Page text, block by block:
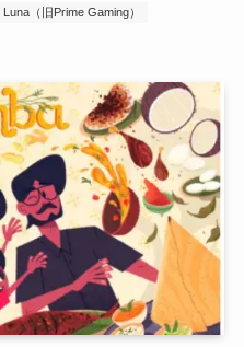
（旧Prime Gaming）